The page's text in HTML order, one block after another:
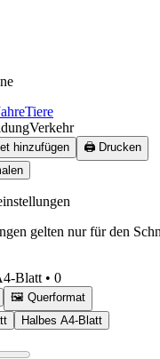
Tiere
Verkehr
hinzufügen 🖨️ Drucken
gelten nur für den
Blatt • 0
🖼️ Querformat
Halbes A4-Blatt